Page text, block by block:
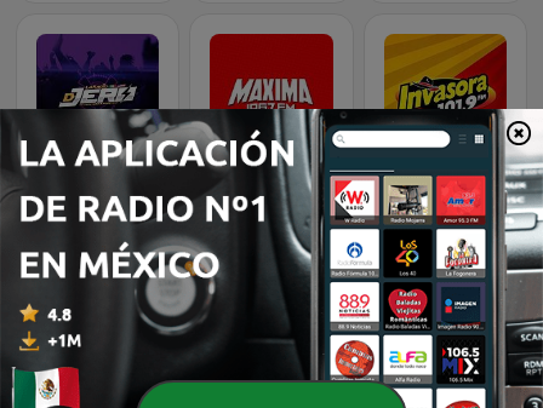
DJ Jero La Radio Máxima FM La Invasora 101.9 FM